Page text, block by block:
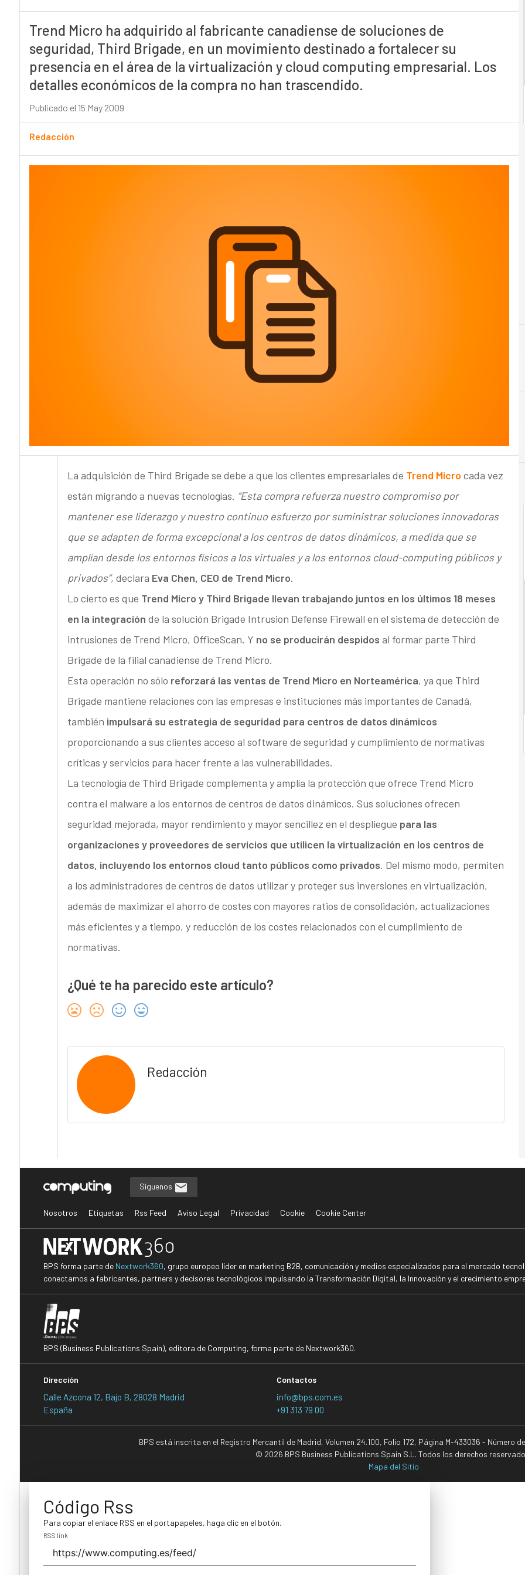
Trend Micro ha adquirido al fabricante canadiense de soluciones de
seguridad, Third Brigade, en un movimiento destinado a fortalecer su
presencia en el área de la virtualización y cloud computing empresarial. Los
detalles económicos de la compra no han trascendido.
Publicado el 15 May 2009
Redacción
La adquisición de Third Brigade se debe a que los clientes empresariales de Trend Micro cada vez
están migrando a nuevas tecnologías. “Esta compra refuerza nuestro compromiso por
mantener ese liderazgo y nuestro continuo esfuerzo por suministrar soluciones innovadoras
que se adapten de forma excepcional a los centros de datos dinámicos, a medida que se
amplían desde los entornos físicos a los virtuales y a los entornos cloud-computing públicos y
privados”, declara Eva Chen, CEO de Trend Micro.
Lo cierto es que Trend Micro y Third Brigade llevan trabajando juntos en los últimos 18 meses
en la integración de la solución Brigade Intrusion Defense Firewall en el sistema de detección de
intrusiones de Trend Micro, OfficeScan. Y no se producirán despidos al formar parte Third
Brigade de la filial canadiense de Trend Micro.
Esta operación no sólo reforzará las ventas de Trend Micro en Norteamérica, ya que Third
Brigade mantiene relaciones con las empresas e instituciones más importantes de Canadá,
también impulsará su estrategia de seguridad para centros de datos dinámicos
proporcionando a sus clientes acceso al software de seguridad y cumplimiento de normativas
críticas y servicios para hacer frente a las vulnerabilidades.
La tecnología de Third Brigade complementa y amplía la protección que ofrece Trend Micro
contra el malware a los entornos de centros de datos dinámicos. Sus soluciones ofrecen
seguridad mejorada, mayor rendimiento y mayor sencillez en el despliegue para las
organizaciones y proveedores de servicios que utilicen la virtualización en los centros de
datos, incluyendo los entornos cloud tanto públicos como privados. Del mismo modo, permiten
a los administradores de centros de datos utilizar y proteger sus inversiones en virtualización,
además de maximizar el ahorro de costes con mayores ratios de consolidación, actualizaciones
más eficientes y a tiempo, y reducción de los costes relacionados con el cumplimiento de
normativas.
¿Qué te ha parecido este artículo?
Redacción
Síguenos
Nosotros Etiquetas Rss Feed Aviso Legal Privacidad Cookie Cookie Center
BPS forma parte de Nextwork360, grupo europeo líder en marketing B2B, comunicación y medios especializados para el mercado
conectamos a fabricantes, partners y decisores tecnológicos impulsando la Transformación Digital, la Innovación y el crecimiento
BPS (Business Publications Spain), editora de Computing, forma parte de Nextwork360.
Dirección
Calle Azcona 12, Bajo B, 28028 Madrid
España
Contactos
info@bps.com.es
+91 313 79 00
BPS está inscrita en el Registro Mercantil de Madrid, Volumen 24.100, Folio 172, Página M-433036 - Número
© 2026 BPS Business Publications Spain S.L. Todos los derechos
Mapa del Sitio
Código Rss
Para copiar el enlace RSS en el portapapeles, haga clic en el botón.
RSS link